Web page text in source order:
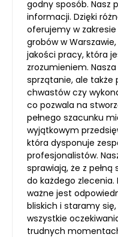
godny sposób. Nasz
informacji. Dzięki
oferujemy w
grobów w
jakości pracy, która
zrozumieniem.
sprzątanie, ale także
chwastów czy
co pozwala na
pełnego szacunku
wyjątkowym
która dysponuje
profesjonalistów.
sprawiają, że z
do każdego
ważne jest
bliskich i staramy się,
wszystkie
trudnych